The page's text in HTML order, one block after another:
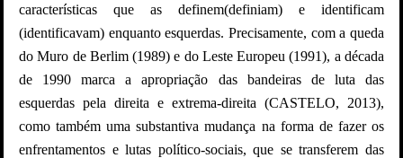
características que as definem(definiam) e identificam
(identificavam) enquanto esquerdas. Precisamente, com a queda
do Muro de Berlim (1989) e do Leste Europeu (1991), a década
de 1990 marca a apropriação das bandeiras de luta das
esquerdas pela direita e extrema-direita (CASTELO, 2013),
como também uma substantiva mudança na forma de fazer os
enfrentamentos e lutas político-sociais, que se transferem das